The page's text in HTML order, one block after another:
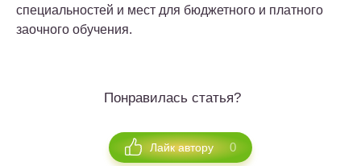
специальностей и мест для бюджетного и платного
заочного обучения.
Понравилась статья?
Лайк автору 0